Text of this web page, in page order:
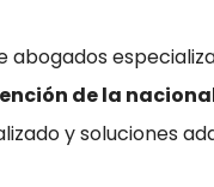
abogados
de la
y soluciones